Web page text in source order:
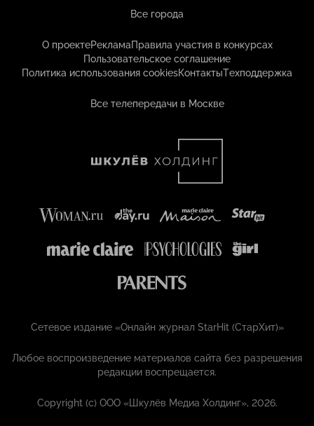
Все города
О проектеРекламаПравила участия в конкурсах
Пользовательское соглашение
Политика использования cookiesКонтактыТехподдержка
Все телепередачи в Москве
Сетевое издание «Онлайн журнал StarHit (СтарХит)»
Любое воспроизведение материалов сайта без разрешения
редакции воспрещается.
Copyright (с) ООО «Шкулёв Медиа Холдинг», 2026.